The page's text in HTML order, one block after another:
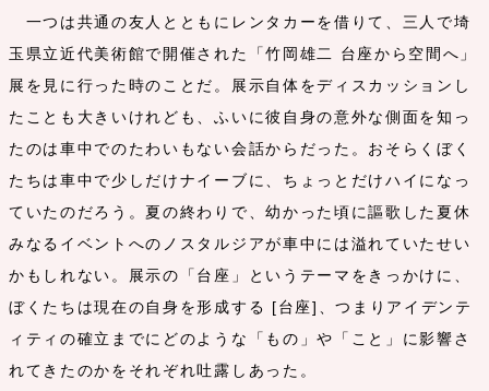
一つは共通の友人とともにレンタカーを借りて、三人で埼
玉県立近代美術館で開催された「竹岡雄二 台座から空間へ」
展を見に行った時のことだ。展示自体をディスカッションし
たことも大きいけれども、ふいに彼自身の意外な側面を知っ
たのは車中でのたわいもない会話からだった。おそらくぼく
たちは車中で少しだけナイーブに、ちょっとだけハイになっ
ていたのだろう。夏の終わりで、幼かった頃に謳歌した夏休
みなるイベントへのノスタルジアが車中には溢れていたせい
かもしれない。展示の「台座」というテーマをきっかけに、
ぼくたちは現在の自身を形成する [台座]、つまりアイデンテ
ィティの確立までにどのような「もの」や「こと」に影響さ
れてきたのかをそれぞれ吐露しあった。